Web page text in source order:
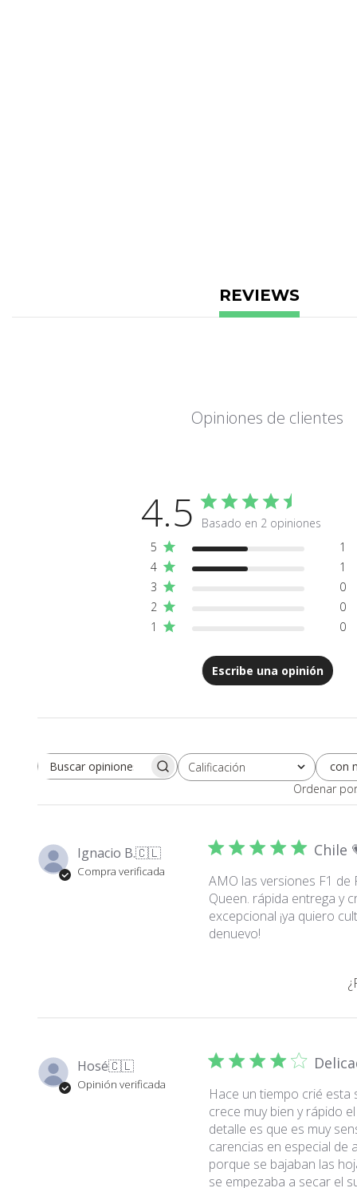
REVIEWS
Opiniones de clientes
4.5
Basado en 2 opiniones
5
1
4
1
3
0
2
0
1
0
Escribe una opinión
Buscar opinionesCalificación
Todas las clasificaciones
con
Ordenar por
Ignacio B.🇨🇱
Compra verificada
Chile
AMO las versiones F1 de
Queen. rápida entrega y
excepcional ¡ya quiero
denuevo!
Hosé🇨🇱
Opinión verificada
Hace un tiempo crié esta
crece muy bien y rápido
detalle es que es muy
carencias en especial de
porque se bajaban las
se empezaba a secar el